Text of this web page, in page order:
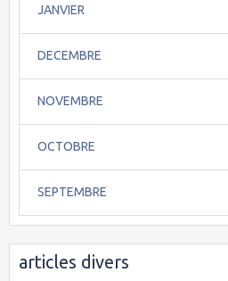
JANVIER
DECEMBRE
NOVEMBRE
OCTOBRE
SEPTEMBRE
articles divers